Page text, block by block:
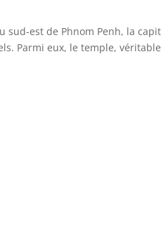
sud-est de Phnom Penh, la
Parmi eux, le temple,